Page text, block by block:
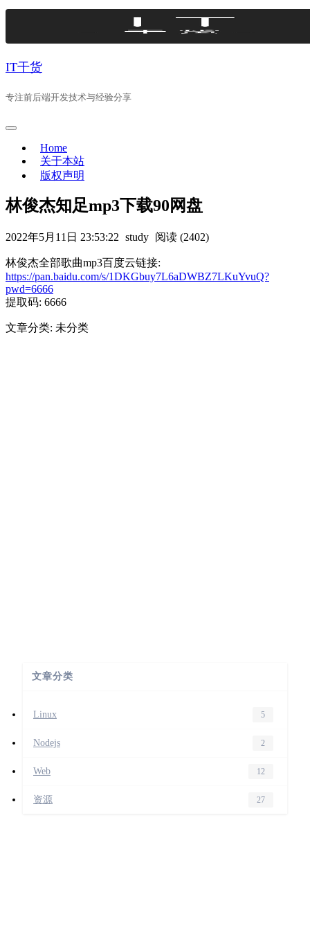
Skip
IT干货
专注前后端开发技术与经验分享
Home
关于本站
版权声明
林俊杰知足mp3下载90网盘
2022年5月11日 23:53:22 study 阅读 (2402)
林俊杰全部歌曲mp3百度云链接:
https://pan.baidu.com/s/1DKGbuy7L6aDWBZ7LKuYvuQ?
pwd=6666
提取码: 6666
文章分类: 未分类
文章分类
Linux 5
Nodejs 2
Web 12
资源 27